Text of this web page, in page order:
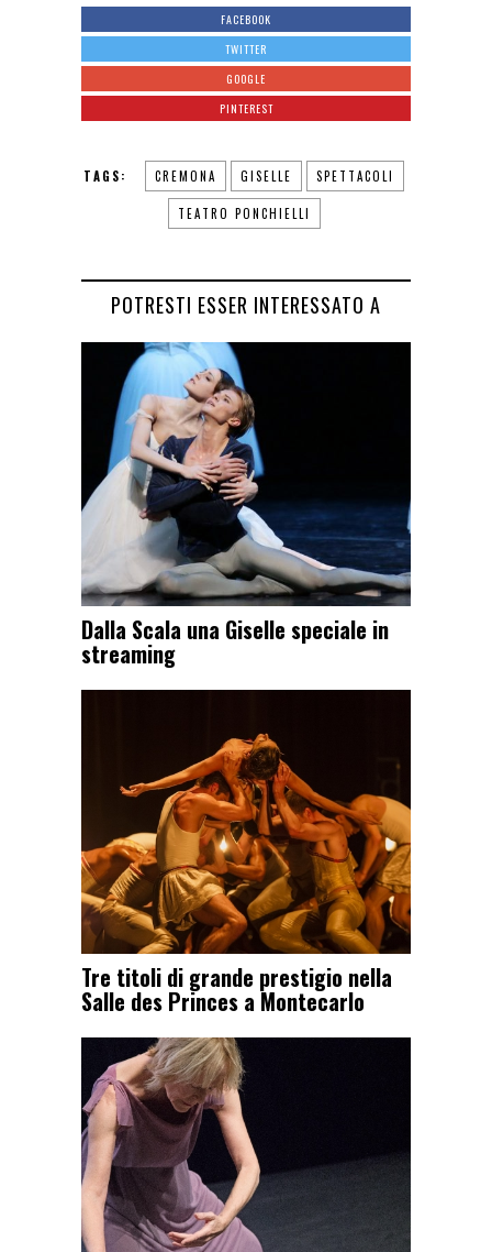
FACEBOOK
TWITTER
GOOGLE
PINTEREST
TAGS: CREMONA GISELLE SPETTACOLI
TEATRO PONCHIELLI
POTRESTI ESSER INTERESSATO A
Dalla Scala una Giselle speciale in
streaming
Tre titoli di grande prestigio nella
Salle des Princes a Montecarlo